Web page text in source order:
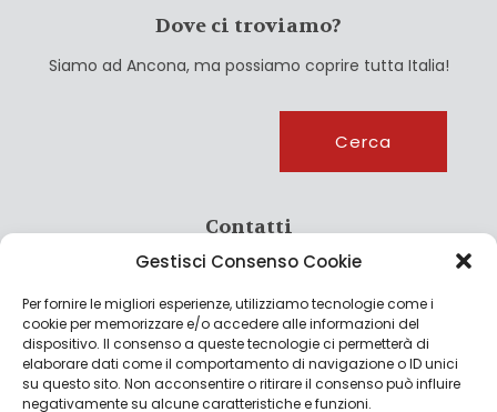
Gestisci Consenso Cookie
Per fornire le migliori esperienze, utilizziamo tecnologie come i
cookie per memorizzare e/o accedere alle informazioni del
dispositivo. Il consenso a queste tecnologie ci permetterà di
elaborare dati come il comportamento di navigazione o ID unici
su questo sito. Non acconsentire o ritirare il consenso può influire
negativamente su alcune caratteristiche e funzioni.
Dove ci troviamo?
Siamo ad Ancona, ma possiamo coprire tutta Italia!
Cerca
Contatti
info@culturagroalimentare.com
Note legali